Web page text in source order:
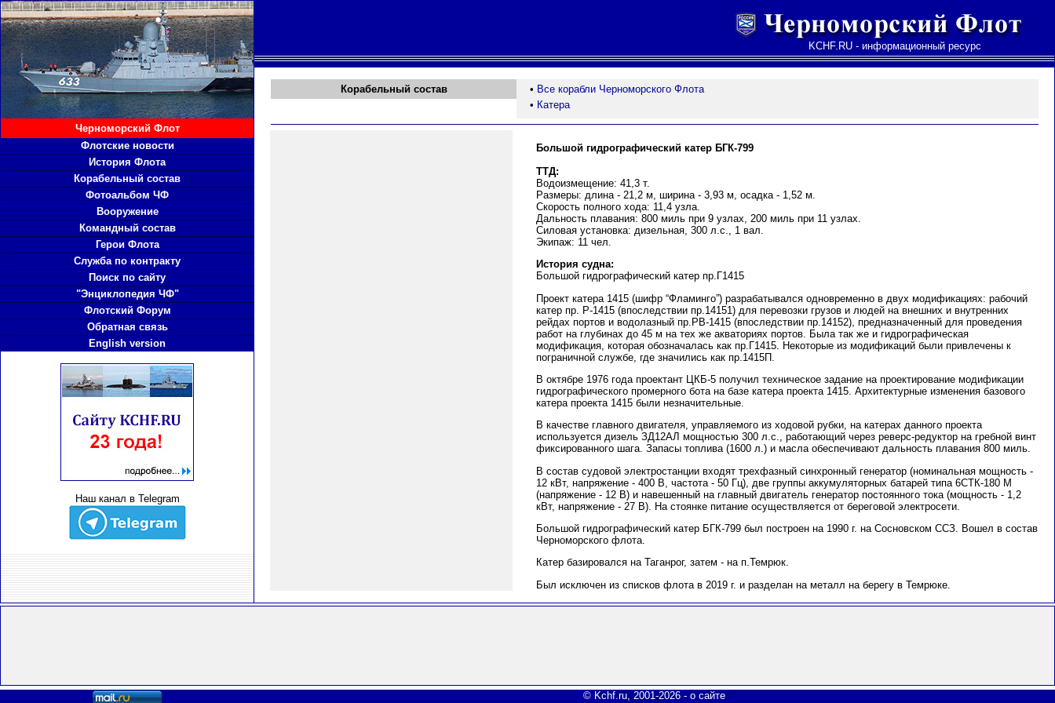
Черноморский Флот
Флотские новости
История Флота
Корабельный состав
Фотоальбом ЧФ
Вооружение
Командный состав
Герои Флота
Служба по контракту
Поиск по сайту
"Энциклопедия ЧФ"
Флотский Форум
Обратная связь
English version
Наш канал в Telegram
KCHF.RU - информационный ресурс
Корабельный состав • Все корабли Черноморского Флота
• Катера
Большой гидрографический катер БГК-799
ТТД:
Водоизмещение: 41,3 т.
Размеры: длина - 21,2 м, ширина - 3,93 м, осадка - 1,52 м.
Скорость полного хода: 11,4 узла.
Дальность плавания: 800 миль при 9 узлах, 200 миль при 11 узлах.
Силовая установка: дизельная, 300 л.с., 1 вал.
Экипаж: 11 чел.
История судна:
Большой гидрографический катер пр.Г1415
Проект катера 1415 (шифр “Фламинго”) разрабатывался одновременно в двух модификациях: рабочий
катер пр. Р-1415 (впоследствии пр.14151) для перевозки грузов и людей на внешних и внутренних
рейдах портов и водолазный пр.РВ-1415 (впоследствии пр.14152), предназначенный для проведения
работ на глубинах до 45 м на тех же акваториях портов. Была так же и гидрографическая
модификация, которая обозначалась как пр.Г1415. Некоторые из модификаций были привлечены к
пограничной службе, где значились как пр.1415П.
В октябре 1976 года проектант ЦКБ-5 получил техническое задание на проектирование модификации
гидрографического промерного бота на базе катера проекта 1415. Архитектурные изменения базового
катера проекта 1415 были незначительные.
В качестве главного двигателя, управляемого из ходовой рубки, на катерах данного проекта
используется дизель ЗД12АЛ мощностью 300 л.с., работающий через реверс-редуктор на гребной винт
фиксированного шага. Запасы топлива (1600 л.) и масла обеспечивают дальность плавания 800 миль.
В состав судовой электростанции входят трехфазный синхронный генератор (номинальная мощность -
12 кВт, напряжение - 400 В, частота - 50 Гц), две группы аккумуляторных батарей типа 6СТК-180 М
(напряжение - 12 В) и навешенный на главный двигатель генератор постоянного тока (мощность - 1,2
кВт, напряжение - 27 В). На стоянке питание осуществляется от береговой электросети.
Большой гидрографический катер БГК-799 был построен на 1990 г. на Сосновском ССЗ. Вошел в состав
Черноморского флота.
Катер базировался на Таганрог, затем - на п.Темрюк.
Был исключен из списков флота в 2019 г. и разделан на металл на берегу в Темрюке.
© Kchf.ru, 2001-2026 - о сайте